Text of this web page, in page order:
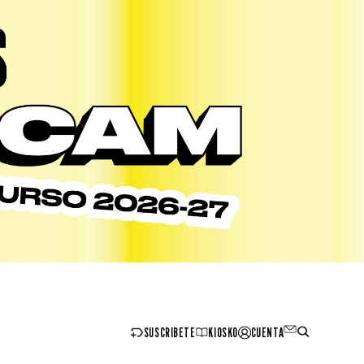
SUSCRIBETE KIOSKO CUENTA